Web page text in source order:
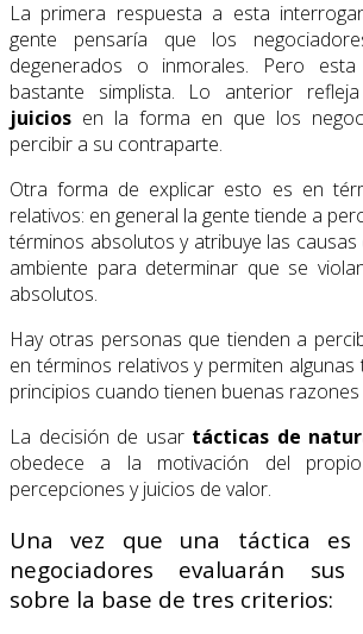
La primera respuesta a esta
gente pensaría que los
degenerados o inmorales. Pero
bastante simplista. Lo anterior
juicios en la forma en que los
percibir a su contraparte.
Otra forma de explicar esto es en
relativos: en general la gente tiende a
términos absolutos y atribuye las
ambiente para determinar que se
absolutos.
Hay otras personas que tienden a
en términos relativos y permiten
principios cuando tienen buenas
La decisión de usar tácticas de
obedece a la motivación del
percepciones y juicios de valor.
Una vez que una táctica es
negociadores evaluarán sus
sobre la base de tres criterios: